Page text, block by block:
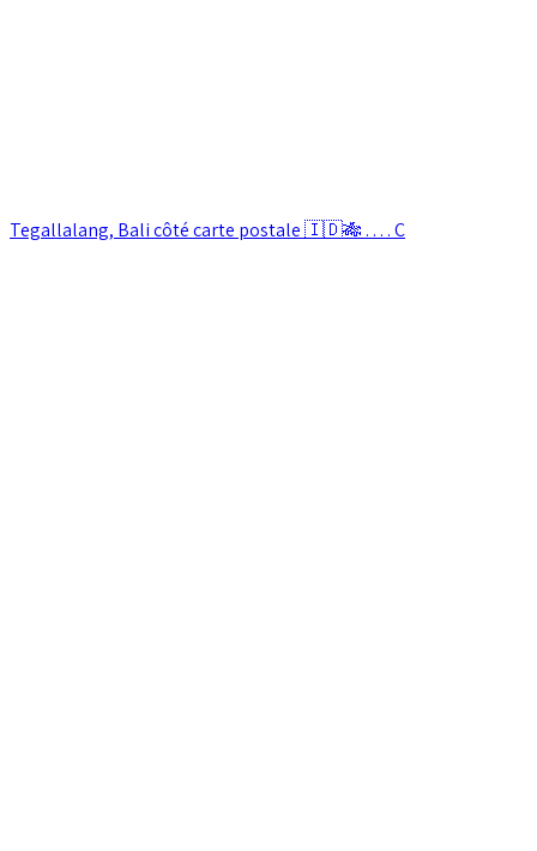
Tegallalang, Bali côté carte postale 🇮🇩🎋 . . . . C